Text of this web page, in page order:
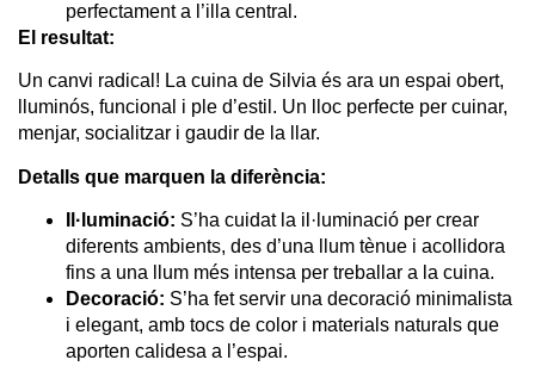
perfectament a l’illa central.
El resultat:
Un canvi radical! La cuina de Silvia és ara un espai obert,
lluminós, funcional i ple d’estil. Un lloc perfecte per cuinar,
menjar, socialitzar i gaudir de la llar.
Detalls que marquen la diferència:
Il·luminació: S’ha cuidat la il·luminació per crear
diferents ambients, des d’una llum tènue i acollidora
fins a una llum més intensa per treballar a la cuina.
Decoració: S’ha fet servir una decoració minimalista
i elegant, amb tocs de color i materials naturals que
aporten calidesa a l’espai.